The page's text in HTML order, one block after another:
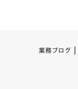
業務ブログ